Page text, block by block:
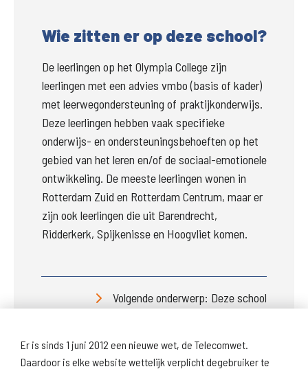
Er is sinds 1 juni 2012 een nieuwe wet, de Telecomwet.
Daardoor is elke website wettelijk verplicht degebruiker te
Wie zitten er op deze school?
De leerlingen op het Olympia College zijn
leerlingen met een advies vmbo (basis of kader)
met leerwegondersteuning of praktijkonderwijs.
Deze leerlingen hebben vaak specifieke
onderwijs- en ondersteuningsbehoeften op het
gebied van het leren en/of de sociaal-emotionele
ontwikkeling. De meeste leerlingen wonen in
Rotterdam Zuid en Rotterdam Centrum, maar er
zijn ook leerlingen die uit Barendrecht,
Ridderkerk, Spijkenisse en Hoogvliet komen.
Volgende onderwerp: Deze school